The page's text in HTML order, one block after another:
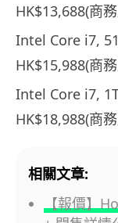
HK$13,688(商
Intel Core i7,
HK$15,988(商
Intel Core i7,
HK$18,988(商
相關文章:
【報價】